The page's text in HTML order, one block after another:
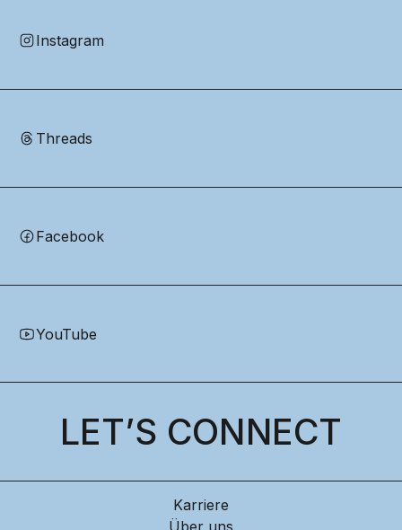
Instagram
Threads
Facebook
YouTube
LET’S CONNECT
Karriere
Über uns